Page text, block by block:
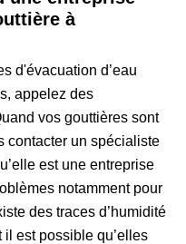
à
d'évacuation d’eau
appelez des
vos gouttières sont
contacter un spécialiste
est une entreprise
notamment pour
des traces d’humidité
est possible qu’elles